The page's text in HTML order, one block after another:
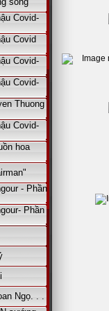
Covid-
Covid
Covid-
Covid-
Thuong
Covid-
hoa
- Phần
Phần
Ngọ. . .